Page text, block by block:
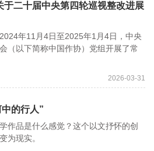
于二十届中央第四轮巡视整改进展
年11月4日至2025年1月4日，中央
（以下简称中国作协）党组开展了常
2026-03-31
的行人”
品是什么感觉？这个以文抒怀的创
为现实。